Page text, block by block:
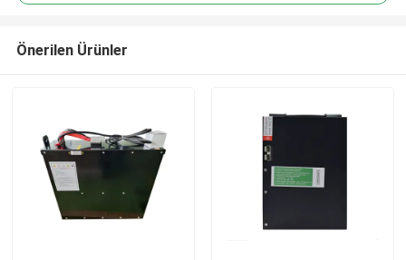
Önerilen Ürünler